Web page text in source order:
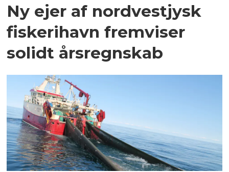
Ny ejer af nordvestjysk
fiskerihavn fremviser
solidt årsregnskab